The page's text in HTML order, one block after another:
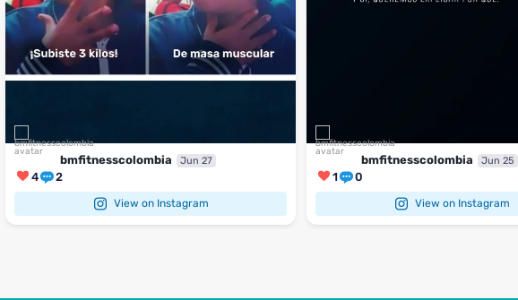
bmfitnesscolombia Jun 27
4 2
View on Instagram
bmfitnesscolombia Jun 25
1 0
View on Instagram